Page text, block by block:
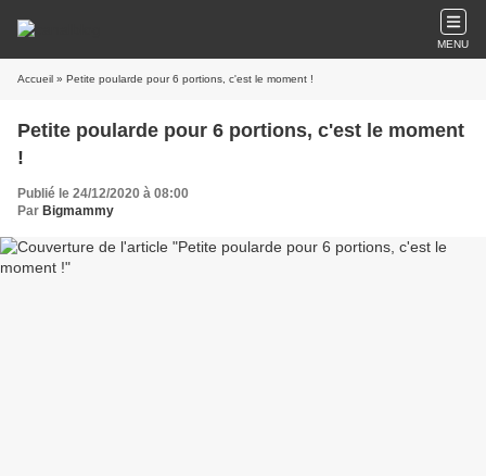
MENU
Accueil » Petite poularde pour 6 portions, c'est le moment !
Petite poularde pour 6 portions, c'est le moment
!
Publié le 24/12/2020 à 08:00
Par Bigmammy